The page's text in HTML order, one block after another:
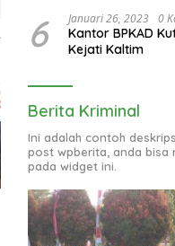
6 Januari 26, 2023 0
Kantor BPKAD
Kejati Kaltim
Berita Kriminal
Ini adalah contoh
post wpberita, anda bisa
pada widget ini.